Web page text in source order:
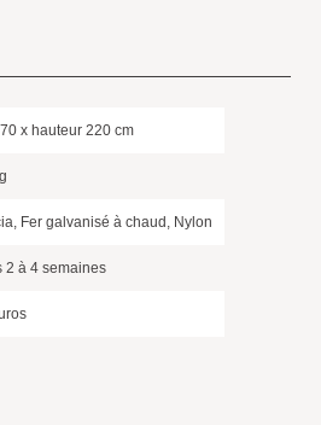
x hauteur 220 cm
Fer galvanisé à chaud, Nylon
2 à 4 semaines